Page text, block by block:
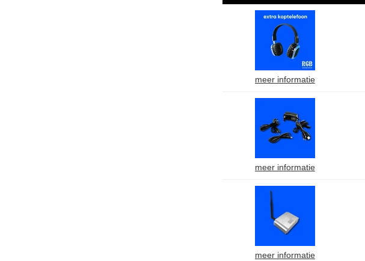
meer informatie
meer informatie
meer informatie